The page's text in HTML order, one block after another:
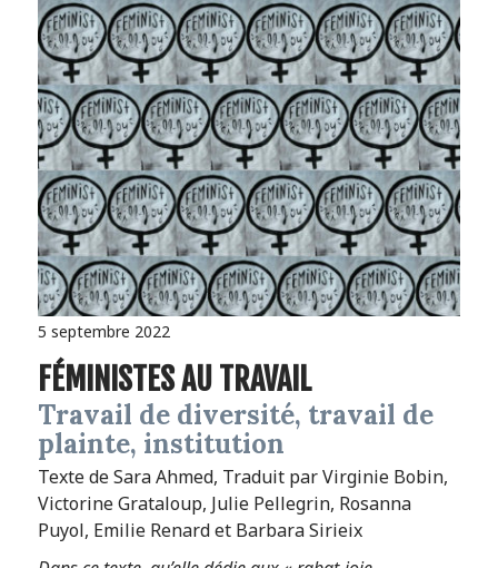
5 septembre 2022
FÉMINISTES AU TRAVAIL
Travail de diversité, travail de
plainte, institution
Texte de Sara Ahmed, Traduit par Virginie Bobin,
Victorine Grataloup, Julie Pellegrin, Rosanna
Puyol, Emilie Renard et Barbara Sirieix